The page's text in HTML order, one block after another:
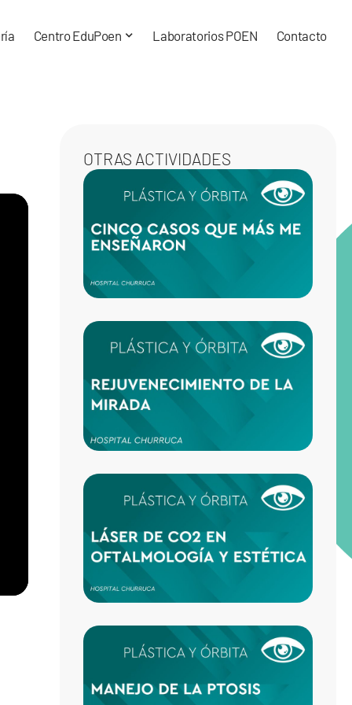
Centro EduPoen Laboratorios POEN Contacto
OTRAS ACTIVIDADES
MÁS
Y